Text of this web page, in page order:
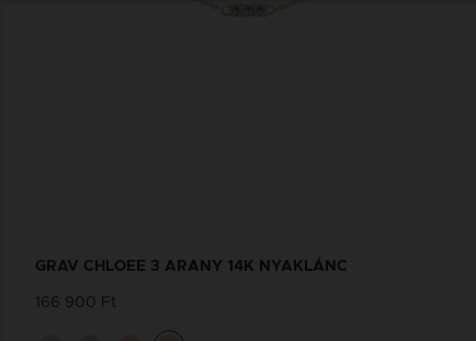
GRAV CHLOEE 3 ARANY 14K NYAKLÁNC
166 900 Ft